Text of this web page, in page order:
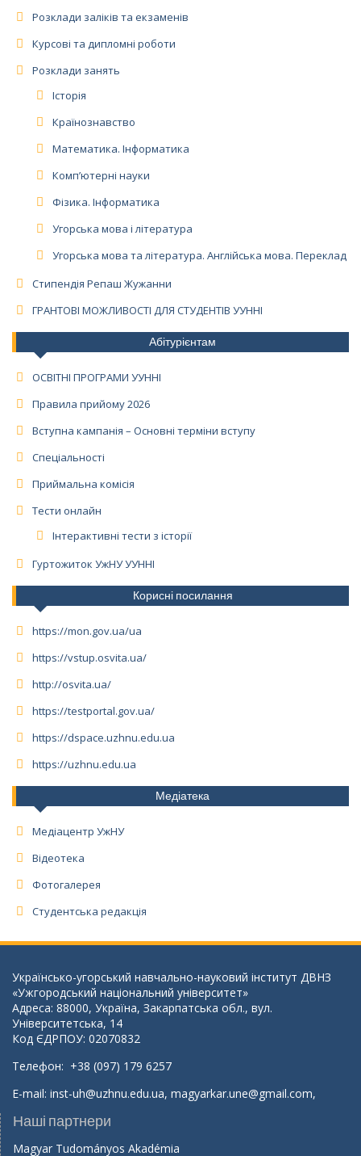
Розклади заліків та екзаменів
Курсові та дипломні роботи
Розклади занять
Історія
Країнознавство
Математика. Інформатика
Комп’ютерні науки
Фізика. Інформатика
Угорська мова і література
Угорська мова та література. Англійська мова. Переклад
Стипендія Репаш Жужанни
ГРАНТОВІ МОЖЛИВОСТІ ДЛЯ СТУДЕНТІВ УУННІ
Абітурієнтам
ОСВІТНІ ПРОГРАМИ УУННІ
Правила прийому 2026
Вступна кампанія – Основні терміни вступу
Спеціальності
Приймальна комісія
Тести онлайн
Інтерактивні тести з історії
Гуртожиток УжНУ УУННІ
Корисні посилання
https://mon.gov.ua/ua
https://vstup.osvita.ua/
http://osvita.ua/
https://testportal.gov.ua/
https://dspace.uzhnu.edu.ua
https://uzhnu.edu.ua
Медіатека
Медіацентр УжНУ
Відеотека
Фотогалерея
Студентська редакція
Українсько-угорський навчально-науковий інститут ДВНЗ
«Ужгородський національний університет»
Адреса: 88000, Україна, Закарпатська обл., вул.
Університетська, 14
Код ЄДРПОУ: 02070832
Телефон: +38 (097) 179 6257
E-mail: inst-uh@uzhnu.edu.ua, magyarkar.une@gmail.com,
Наші партнери
Magyar Tudományos Akadémia